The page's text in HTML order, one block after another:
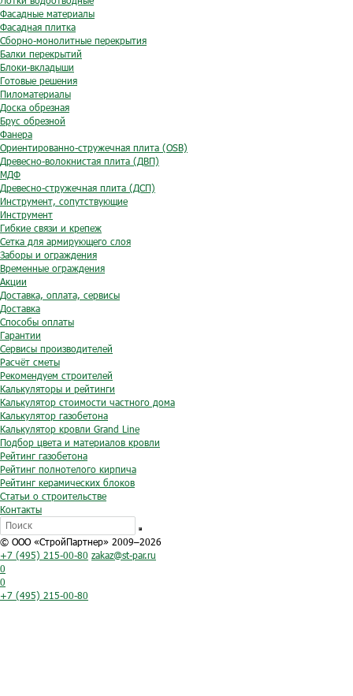
Фасадные материалы
Фасадная плитка
Сборно-монолитные перекрытия
Балки перекрытий
Блоки-вкладыши
Готовые решения
Пиломатериалы
Доска обрезная
Брус обрезной
Фанера
Ориентированно-стружечная плита (OSB)
Древесно-волокнистая плита (ДВП)
МДФ
Древесно-стружечная плита (ДСП)
Инструмент, сопутствующие
Инструмент
Гибкие связи и крепеж
Сетка для армирующего слоя
Заборы и ограждения
Временные ограждения
Акции
Доставка, оплата, сервисы
Доставка
Способы оплаты
Гарантии
Сервисы производителей
Расчёт сметы
Рекомендуем строителей
Калькуляторы и рейтинги
Калькулятор стоимости частного дома
Калькулятор газобетона
Калькулятор кровли Grand Line
Подбор цвета и материалов кровли
Рейтинг газобетона
Рейтинг полнотелого кирпича
Рейтинг керамических блоков
Статьи о строительстве
Контакты
© ООО «СтройПартнер» 2009–2026
+7 (495) 215-00-80 zakaz@st-par.ru
0
0
+7 (495) 215-00-80